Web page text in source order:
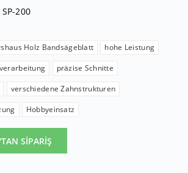
200
Holz Bandsägeblatt
hohe Leistung
präzise Schnitte
verschiedene Zahnstrukturen
Hobbyeinsatz
SİPARİŞ